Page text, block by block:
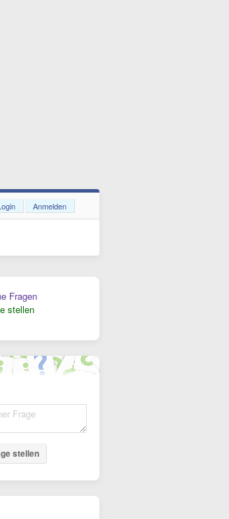
Anmelden
Fragen
stellen
stellen